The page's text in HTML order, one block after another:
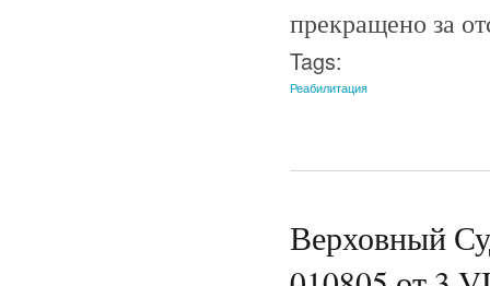
прекращено за
Tags:
Реабилитация
Верховный